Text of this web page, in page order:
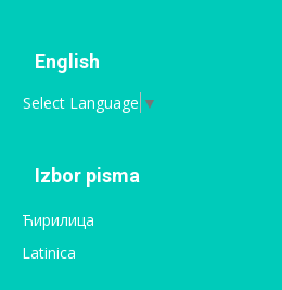
English
Select Language ▼
Izbor pisma
Ћирилица
Latinica